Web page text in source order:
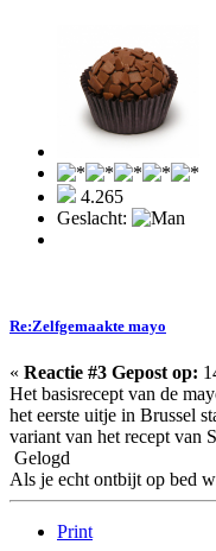
4.265
Geslacht:
Re:Zelfgemaakte mayo
« Reactie #3 Gepost op:
Het basisrecept van de
het eerste uitje in Brussel
variant van het recept van
Gelogd
Als je echt ontbijt op bed
Print